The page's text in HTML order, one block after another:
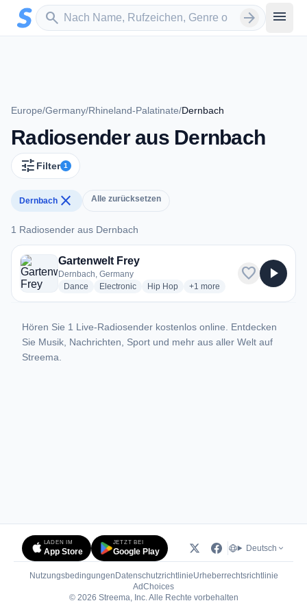
Zum Hauptinhalt springen
search
Sender suchen arrow_forward menu
Europe/Germany/Rhineland-Palatinate/Dernbach
Radiosender aus Dernbach
tune Filter 1
Dernbach close Alle zurücksetzen
1 Radiosender aus Dernbach
1 Radiosender aus Dernbach
Gartenwelt Frey
Dernbach, Germany
Dance radio stations
Electronicradio stations
Hip Hopradio stations
+1 more genres for Gartenwelt
more
favorite play_arrow
Hören Sie 1 Live-Radiosender kostenlos online. Entdecken
Sie Musik, Nachrichten, Sport und mehr aus aller Welt auf
Streema.
LADEN IM
App Store
JETZT BEI
Google Play Deutsch
Nutzungsbedingungen DatenschutzrichtlinieUrheberrechtsrichtlinie
AdChoices(öffnet in neuem Tab)
© 2026 Streema, Inc. Alle Rechte vorbehalten